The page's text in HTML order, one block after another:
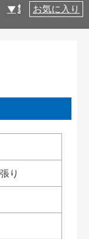
製品仕様
お気に入り
り